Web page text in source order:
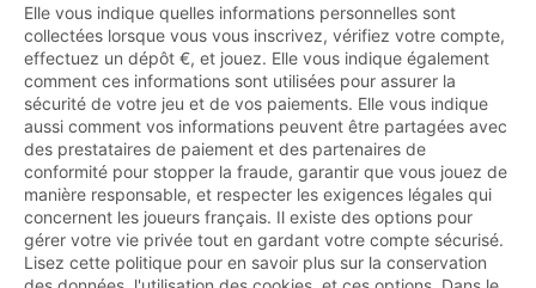
Elle vous indique quelles informations personnelles sont
collectées lorsque vous vous inscrivez, vérifiez votre compte,
effectuez un dépôt €, et jouez. Elle vous indique également
comment ces informations sont utilisées pour assurer la
sécurité de votre jeu et de vos paiements. Elle vous indique
aussi comment vos informations peuvent être partagées avec
des prestataires de paiement et des partenaires de
conformité pour stopper la fraude, garantir que vous jouez de
manière responsable, et respecter les exigences légales qui
concernent les joueurs français. Il existe des options pour
gérer votre vie privée tout en gardant votre compte sécurisé.
Lisez cette politique pour en savoir plus sur la conservation